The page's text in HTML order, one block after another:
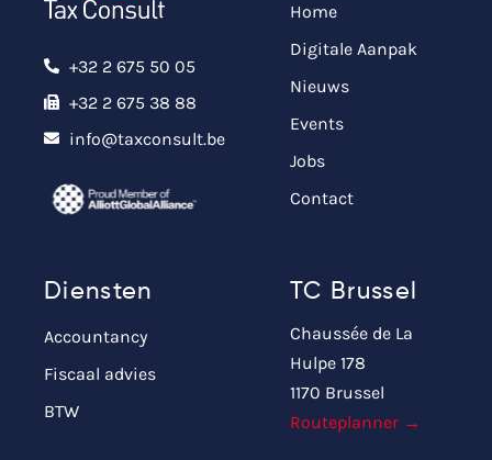
+32 2 675 50 05
+32 2 675 38 88
info@taxconsult.be
Home
Digitale Aanpak
Nieuws
Events
Jobs
Contact
Diensten
Accountancy
Fiscaal advies
BTW
TC Brussel
Chaussée de La
Hulpe 178
1170 Brussel
Routeplanner →